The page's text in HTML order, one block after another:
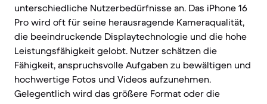
unterschiedliche Nutzerbedürfnisse an. Das iPhone 16
Pro wird oft für seine herausragende Kameraqualität,
die beeindruckende Displaytechnologie und die hohe
Leistungsfähigkeit gelobt. Nutzer schätzen die
Fähigkeit, anspruchsvolle Aufgaben zu bewältigen und
hochwertige Fotos und Videos aufzunehmen.
Gelegentlich wird das größere Format oder die